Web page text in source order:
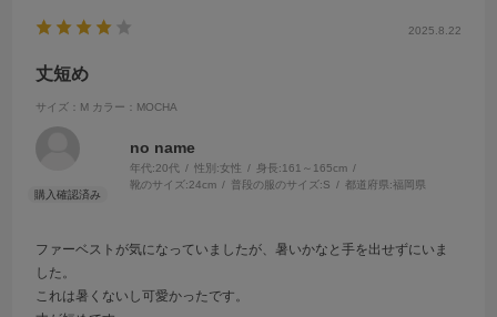
2025.8.22
丈短め
サイズ：M カラー：MOCHA
no name
年代:20代 性別:女性 身長:161～165cm
靴のサイズ:24cm 普段の服のサイズ:S 都道府県:福岡県
ファーベストが気になっていましたが、暑いかなと手を出せずにいま
した。
これは暑くないし可愛かったです。